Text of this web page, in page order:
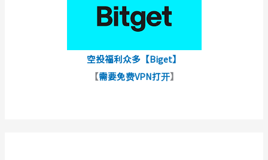
空投福利众多【Biget】
【需要免费VPN打开】